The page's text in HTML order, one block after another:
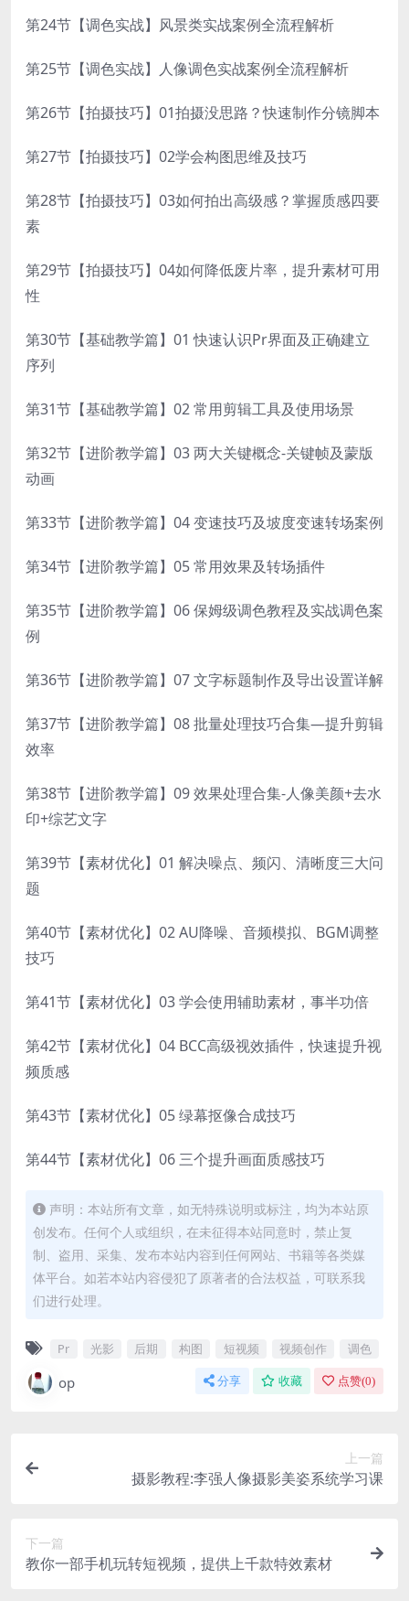
第24节【调色实战】风景类实战案例全流程解析
第25节【调色实战】人像调色实战案例全流程解析
第26节【拍摄技巧】01拍摄没思路？快速制作分镜脚本
第27节【拍摄技巧】02学会构图思维及技巧
第28节【拍摄技巧】03如何拍出高级感？掌握质感四要
素
第29节【拍摄技巧】04如何降低废片率，提升素材可用
性
第30节【基础教学篇】01 快速认识Pr界面及正确建立
序列
第31节【基础教学篇】02 常用剪辑工具及使用场景
第32节【进阶教学篇】03 两大关键概念-关键帧及蒙版
动画
第33节【进阶教学篇】04 变速技巧及坡度变速转场案例
第34节【进阶教学篇】05 常用效果及转场插件
第35节【进阶教学篇】06 保姆级调色教程及实战调色案
例
第36节【进阶教学篇】07 文字标题制作及导出设置详解
第37节【进阶教学篇】08 批量处理技巧合集—提升剪辑
效率
第38节【进阶教学篇】09 效果处理合集-人像美颜+去水
印+综艺文字
第39节【素材优化】01 解决噪点、频闪、清晰度三大问
题
第40节【素材优化】02 AU降噪、音频模拟、BGM调整
技巧
第41节【素材优化】03 学会使用辅助素材，事半功倍
第42节【素材优化】04 BCC高级视效插件，快速提升视
频质感
第43节【素材优化】05 绿幕抠像合成技巧
第44节【素材优化】06 三个提升画面质感技巧
声明：本站所有文章，如无特殊说明或标注，均为本站原
创发布。任何个人或组织，在未征得本站同意时，禁止复
制、盗用、采集、发布本站内容到任何网站、书籍等各类媒
体平台。如若本站内容侵犯了原著者的合法权益，可联系我
们进行处理。
Pr 光影 后期 构图 短视频 视频创作 调色
op 分享 收藏 点赞(0)
上一篇
摄影教程:李强人像摄影美姿系统学习课
下一篇
教你一部手机玩转短视频，提供上千款特效素材